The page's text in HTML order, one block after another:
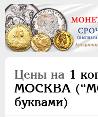
Цены на 1
МОСКВА
буквами)
ПEТР I 1699 - 1725
ЕКАТЕРИНА I 1725-
Золото
Серебро